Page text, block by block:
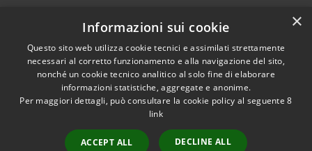
Dichiarazione di accessibilità
RSS
Copyright © 2026 • Comune di
Municipium •
×
Informazioni sui cookie
Questo sito web utilizza cookie tecnici e assimilati strettamente
necessari al corretto funzionamento e alla navigazione del sito,
nonché un cookie tecnico analitico al solo fine di elaborare
informazioni statistiche, aggregate e anonime.
Per maggiori dettagli, può consultare la cookie policy al seguente8
link
ACCEPT ALL DECLINE ALL